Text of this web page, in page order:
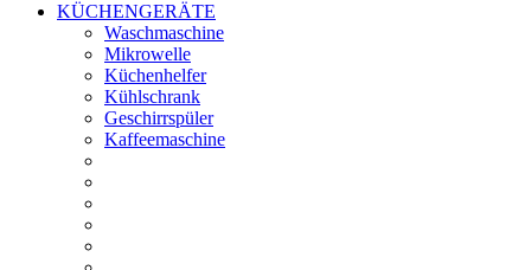
KÜCHENGERÄTE
Waschmaschine
Mikrowelle
Küchenhelfer
Kühlschrank
Geschirrspüler
Kaffeemaschine